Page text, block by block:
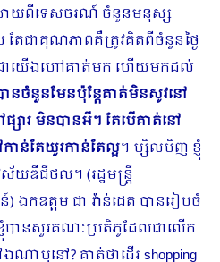
ាយពីទេស​ចរណ៍ ចំនួនមនុស្ស
ជាគុណភាពគឺត្រូវគិតពីចំនួនថ្ងៃ
ាយើងហៅគាត់មក ហើយមកដល់
នចំនួនមែនប៉ុន្តែគាត់មិនសូវនៅ
ារ មិនបានអី។ តែបើគាត់នៅ
កាន់តែយូរកាន់តែល្អ។ ម្សិលមិញ ខ្ញុំ
ឌីជីថល។ (រដ្ឋមន្ត្រី
កឧត្តម ជា វ៉ាន់ដេត បានរៀបចំ
បានសួរគណៈប្រតិភូដែលជាលើក
ណាឬនៅ? គាត់ថាដើរ shopping